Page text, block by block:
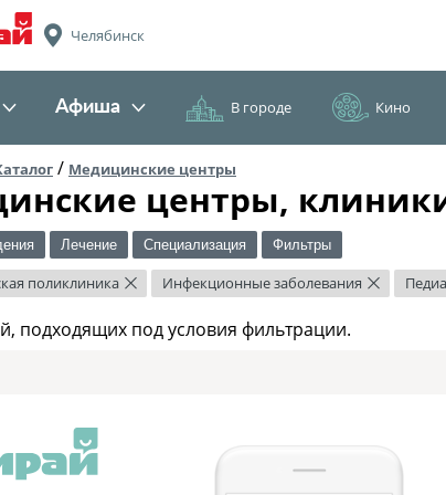
Челябинск
Афиша В городе Кино
/ Медицинские центры
центры,
Лечение Специализация Фильтры
поликлиника × Инфекционные заболевания ×
подходящих под условия фильтрации.